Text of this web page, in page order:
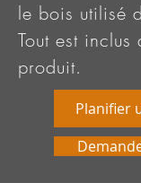
le bois utilisé
Tout est
produit.
Planifier